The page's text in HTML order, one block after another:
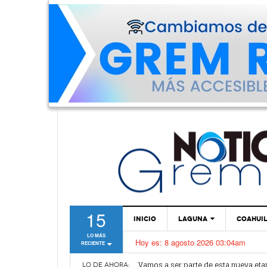
15
LO MÁS
RECIENTE
INICIO LAGUNA
TORREÓN
GÓMEZ PALACIO
Hoy es: 8 agosto 2026 03:04am
LO DE AHORA: